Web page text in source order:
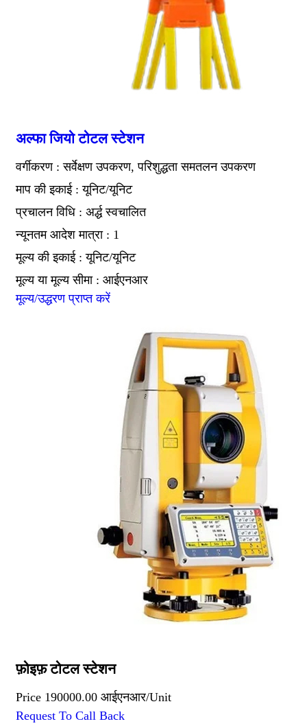
अल्फा जियो टोटल स्टेशन
वर्गीकरण : सर्वेक्षण उपकरण, परिशुद्धता समतलन उपकरण
माप की इकाई : यूनिट/यूनिट
प्रचालन विधि : अर्द्ध स्वचालित
न्यूनतम आदेश मात्रा : 1
मूल्य की इकाई : यूनिट/यूनिट
मूल्य या मूल्य सीमा : आईएनआर
मूल्य/उद्धरण प्राप्त करें
फ़ोइफ़ टोटल स्टेशन
Price 190000.00 आईएनआर/Unit
Request To Call Back